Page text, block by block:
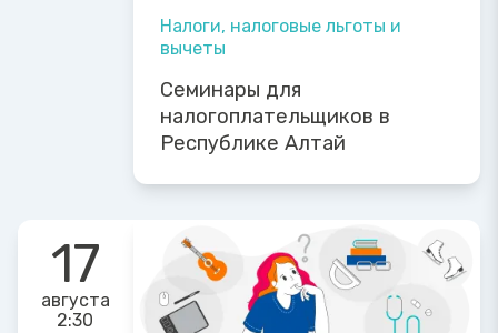
Налоги, налоговые льготы и
вычеты
Семинары для
налогоплательщиков в
Республике Алтай
17
августа
2:30